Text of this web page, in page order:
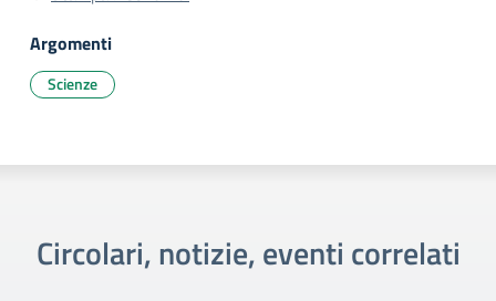
Argomenti
Scienze
Circolari, notizie, eventi correlati